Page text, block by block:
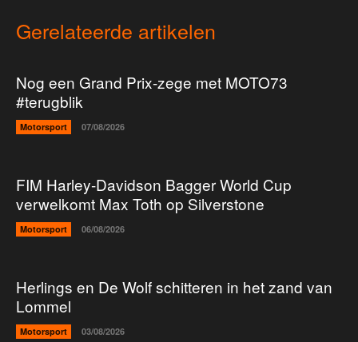
Gerelateerde artikelen
Nog een Grand Prix-zege met MOTO73
#terugblik
Motorsport 07/08/2026
FIM Harley-Davidson Bagger World Cup
verwelkomt Max Toth op Silverstone
Motorsport 06/08/2026
Herlings en De Wolf schitteren in het zand van
Lommel
Motorsport 03/08/2026